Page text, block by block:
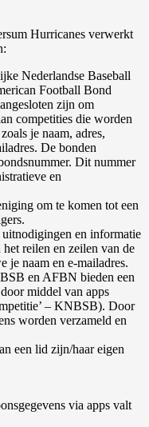
Hurricanes verwerkt
Nederlandse Baseball
Football Bond
zijn om
competities die worden
je naam, adres,
De bonden
Dit nummer
en
om te komen tot een
en informatie
reilen en zeilen van de
je naam en e-mailadres.
en AFBN bieden een
middel van apps
– KNBSB). Door
worden verzameld en
een lid zijn/haar eigen
via apps valt